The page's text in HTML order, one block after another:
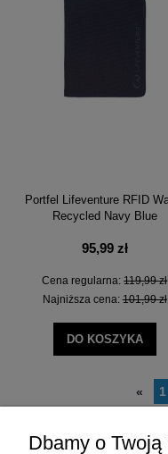
Portfel Lifeventure RFID
Recycled Navy Blue
95,99 zł
Cena regularna:119,99 zł
Najniższa cena:101,99 zł
DO KOSZYKA
« 1
Dbamy o